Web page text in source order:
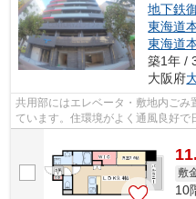
地下鉄
東海道
東海道
築1年 /
大阪府
共用部にはエレベータ・敷地内ごみ
ています。住環境がよく通風良好
ちらはマンションタイプになります
敷
10